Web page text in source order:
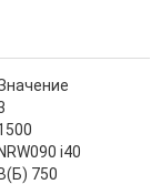
NRW090 i40
В(Б) 750